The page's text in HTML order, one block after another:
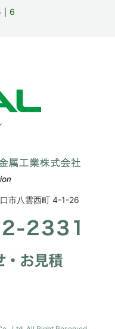
6
八雲西町 4-1-26